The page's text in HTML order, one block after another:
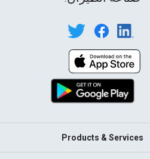
Products & Services